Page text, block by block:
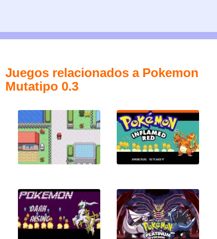
Juegos relacionados a Pokemon
Mutatipo 0.3